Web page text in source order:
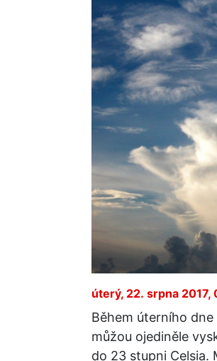
úterý, 22. srpna 2017,
Během úterního
můžou ojediněle
do 23 stupni Celsia.